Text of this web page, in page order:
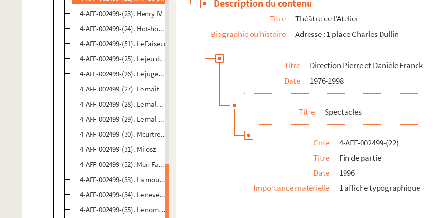
4-AFF-002499-(23). Henry IV
4-AFF-002499-(24). Hot-house
4-AFF-002499-(51). Le Faiseur
4-AFF-002499-(25). Le jeu de l'amour et du hasard
4-AFF-002499-(26). Le jugement dernier
4-AFF-002499-(27). Le maître de go
4-AFF-002499-(28). Le malade imaginaire
4-AFF-002499-(29). Le mal court
4-AFF-002499-(30). Meurtre dans la cathédrale
4-AFF-002499-(31). Milosz
4-AFF-002499-(32). Mon Faust
4-AFF-002499-(33). La mouette
4-AFF-002499-(34). Le neveu de Rameau
4-AFF-002499-(35). Le nombril
Description du contenu
Titre
Théâtre de l'Atelier
Biographie ou histoire
Adresse : 1 place Charles Dullin
Titre
Direction Pierre et Danièle Franck
Date
1976-1998
Titre Spectacles
Cote
4-AFF-002499-(22)
Titre
Fin de partie
Date
1996
Importance matérielle
1 affiche typographique